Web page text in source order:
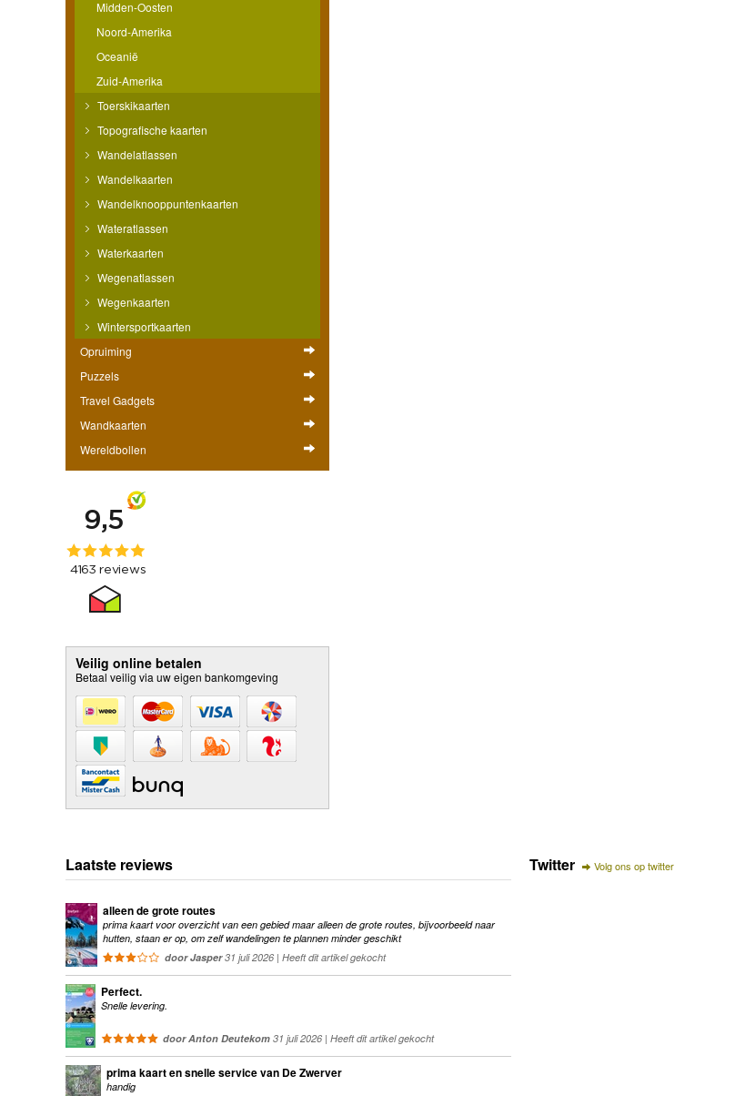
Midden-Oosten
Noord-Amerika
Oceanië
Zuid-Amerika
Toerskikaarten
Topografische kaarten
Wandelatlassen
Wandelkaarten
Wandelknooppuntenkaarten
Wateratlassen
Waterkaarten
Wegenatlassen
Wegenkaarten
Wintersportkaarten
Opruiming
Puzzels
Travel Gadgets
Wandkaarten
Wereldbollen
Veilig online betalen
Betaal veilig via uw eigen bankomgeving
Laatste reviews
alleen de grote routes
prima kaart voor overzicht van een gebied maar alleen de grote routes, bijvoorbeeld naar
hutten, staan er op, om zelf wandelingen te plannen minder geschikt
door Jasper31 juli 2026 | Heeft dit artikel gekocht
Perfect.
Snelle levering.
door Anton Deutekom 31 juli 2026 | Heeft dit artikel gekocht
prima kaart en snelle service van De Zwerver
handig
Twitter Volg ons op twitter